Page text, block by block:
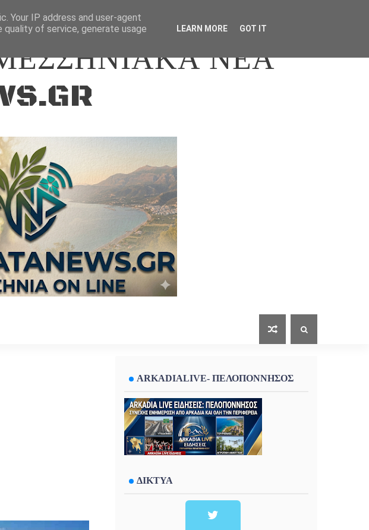
ΝΕΑ
ARKADIALIVE- ΠΕΛΟΠΟΝΝΗΣΟΣ
ΔΙΚΤΥΑ
Your IP address and user-agent
of service, generate usage
LEARN MORE GOT IT